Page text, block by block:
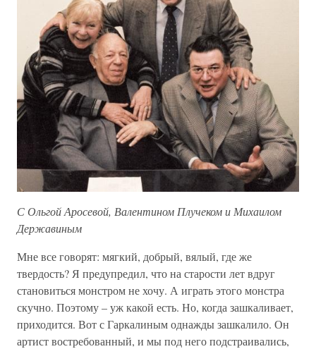
С Ольгой Аросевой, Валентином Плучеком и Михаилом
Державиным
Мне все говорят: мягкий, добрый, вялый, где же
твердость? Я предупредил, что на старости лет вдруг
становиться монстром не хочу. А играть этого монстра
скучно. Поэтому – уж какой есть. Но, когда зашкаливает,
приходится. Вот с Гаркалиным однажды зашкалило. Он
артист востребованный, и мы под него подстраивались,